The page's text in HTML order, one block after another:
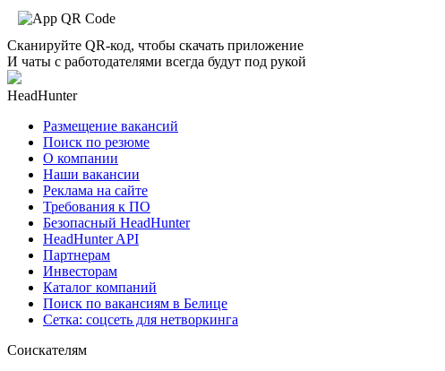
Сканируйте QR-код, чтобы скачать приложение
И чаты с работодателями всегда будут под рукой
HeadHunter
Размещение вакансий
Поиск по резюме
О компании
Наши вакансии
Реклама на сайте
Требования к ПО
Безопасный HeadHunter
HeadHunter API
Партнерам
Инвесторам
Каталог компаний
Поиск по вакансиям в Белице
Сетка: соцсеть для нетворкинга
Соискателям